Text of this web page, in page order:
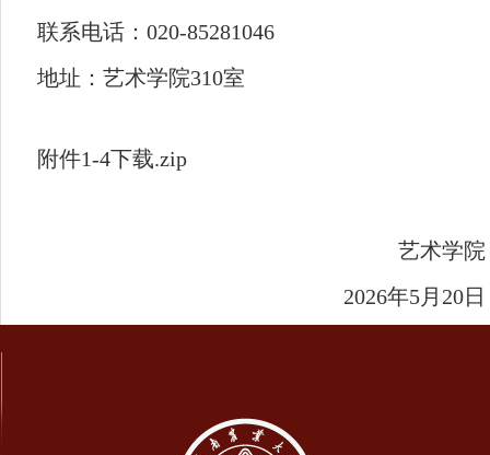
联系电话：020-85281046
地址：艺术学院310室
附件1-4下载.zip
艺术学院
2026年5月20日